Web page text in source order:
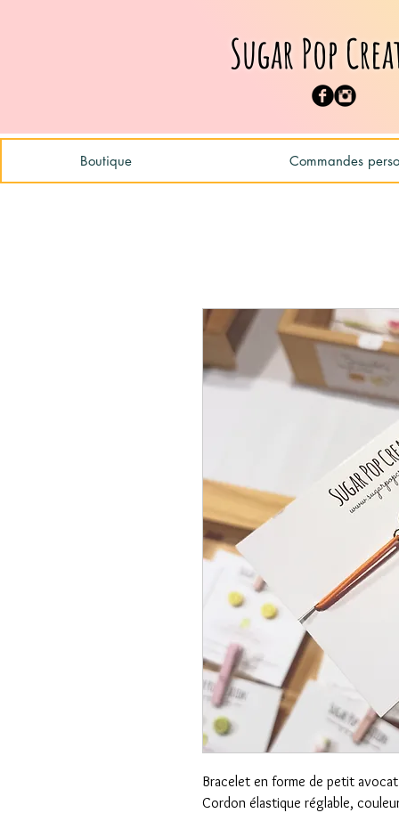
Sugar Pop
Boutique Commandes
Bracelet en forme de petit
Cordon élastique réglable,